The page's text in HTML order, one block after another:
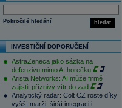
hledat
Pokročilé hledání
INVESTIČNÍ DOPORUČENÍ
AstraZeneca jako sázka na
defenzivu mimo AI horečku
Arista Networks: AI může firmě
zajistit příznivý vítr do zad
Analytický radar: Colt CZ roste díky
vyšší marži, širší integraci i